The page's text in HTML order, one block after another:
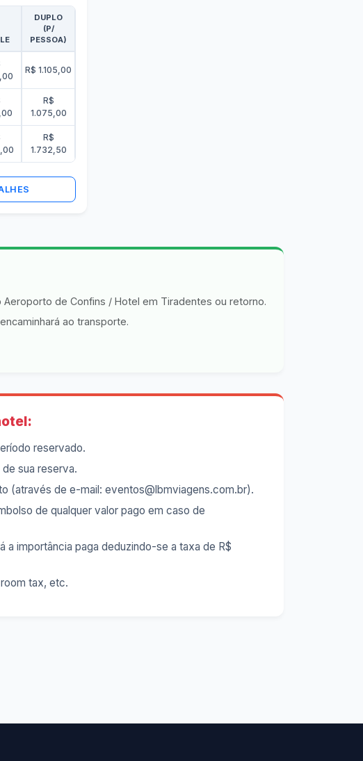
DUPLO
(P/
PESSOA)
R$ 1.105,00
R$
1.075,00
R$
1.732,50
de Confins / Hotel em Tiradentes ou retorno.
ao transporte.
reservado.
sua reserva.
(através de e-mail: eventos@lbmviagens.com.br).
de qualquer valor pago em caso de
importância paga deduzindo-se a taxa de R$
tax, etc.